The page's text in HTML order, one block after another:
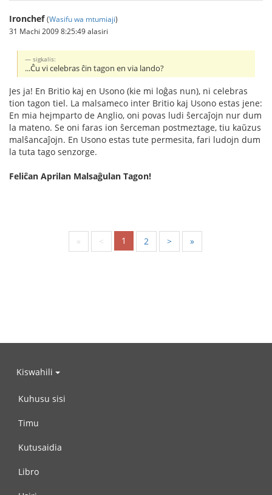
Ironchef (Wasifu wa mtumiaji)
31 Machi 2009 8:25:49 alasiri
sigkalis:
...Ĉu vi celebras ĉin tagon en via lando?
Jes ja! En Britio kaj en Usono (kie mi loĝas nun), ni celebras
tion tagon tiel. La malsameco inter Britio kaj Usono estas jene:
En mia hejmparto de Anglio, oni povas ludi ŝercaĵojn nur dum
la mateno. Se oni faras ion ŝerceman postmeztage, tiu kaŭzus
malŝancaĵojn. En Usono estas tute permesita, fari ludojn dum
la tuta tago senzorge.
Feliĉan Aprilan Malsaĝulan Tagon!
« < 1 2 > »
Kiswahili
Kuhusu sisi
Timu
Kutusaidia
Libro